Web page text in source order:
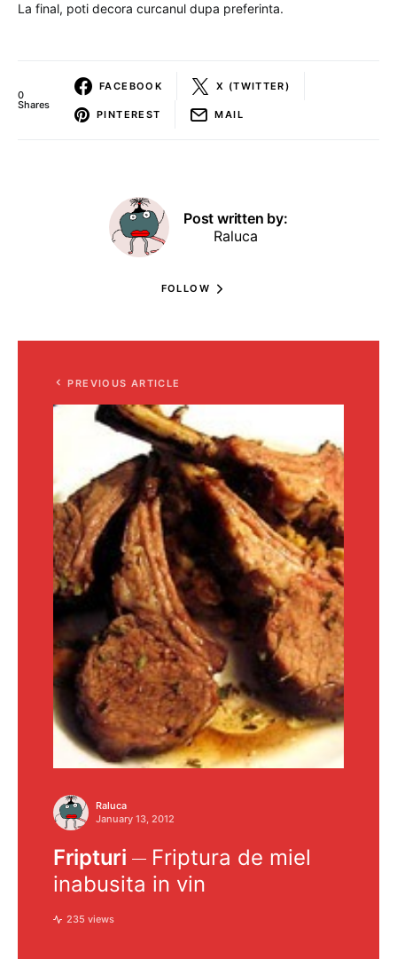
La final, poti decora curcanul dupa preferinta.
0
Shares
FACEBOOK X (TWITTER)
PINTEREST MAIL
Post written by:
Raluca
FOLLOW
PREVIOUS ARTICLE
Raluca
January 13, 2012
Fripturi
Friptura de miel
inabusita in vin
235 views